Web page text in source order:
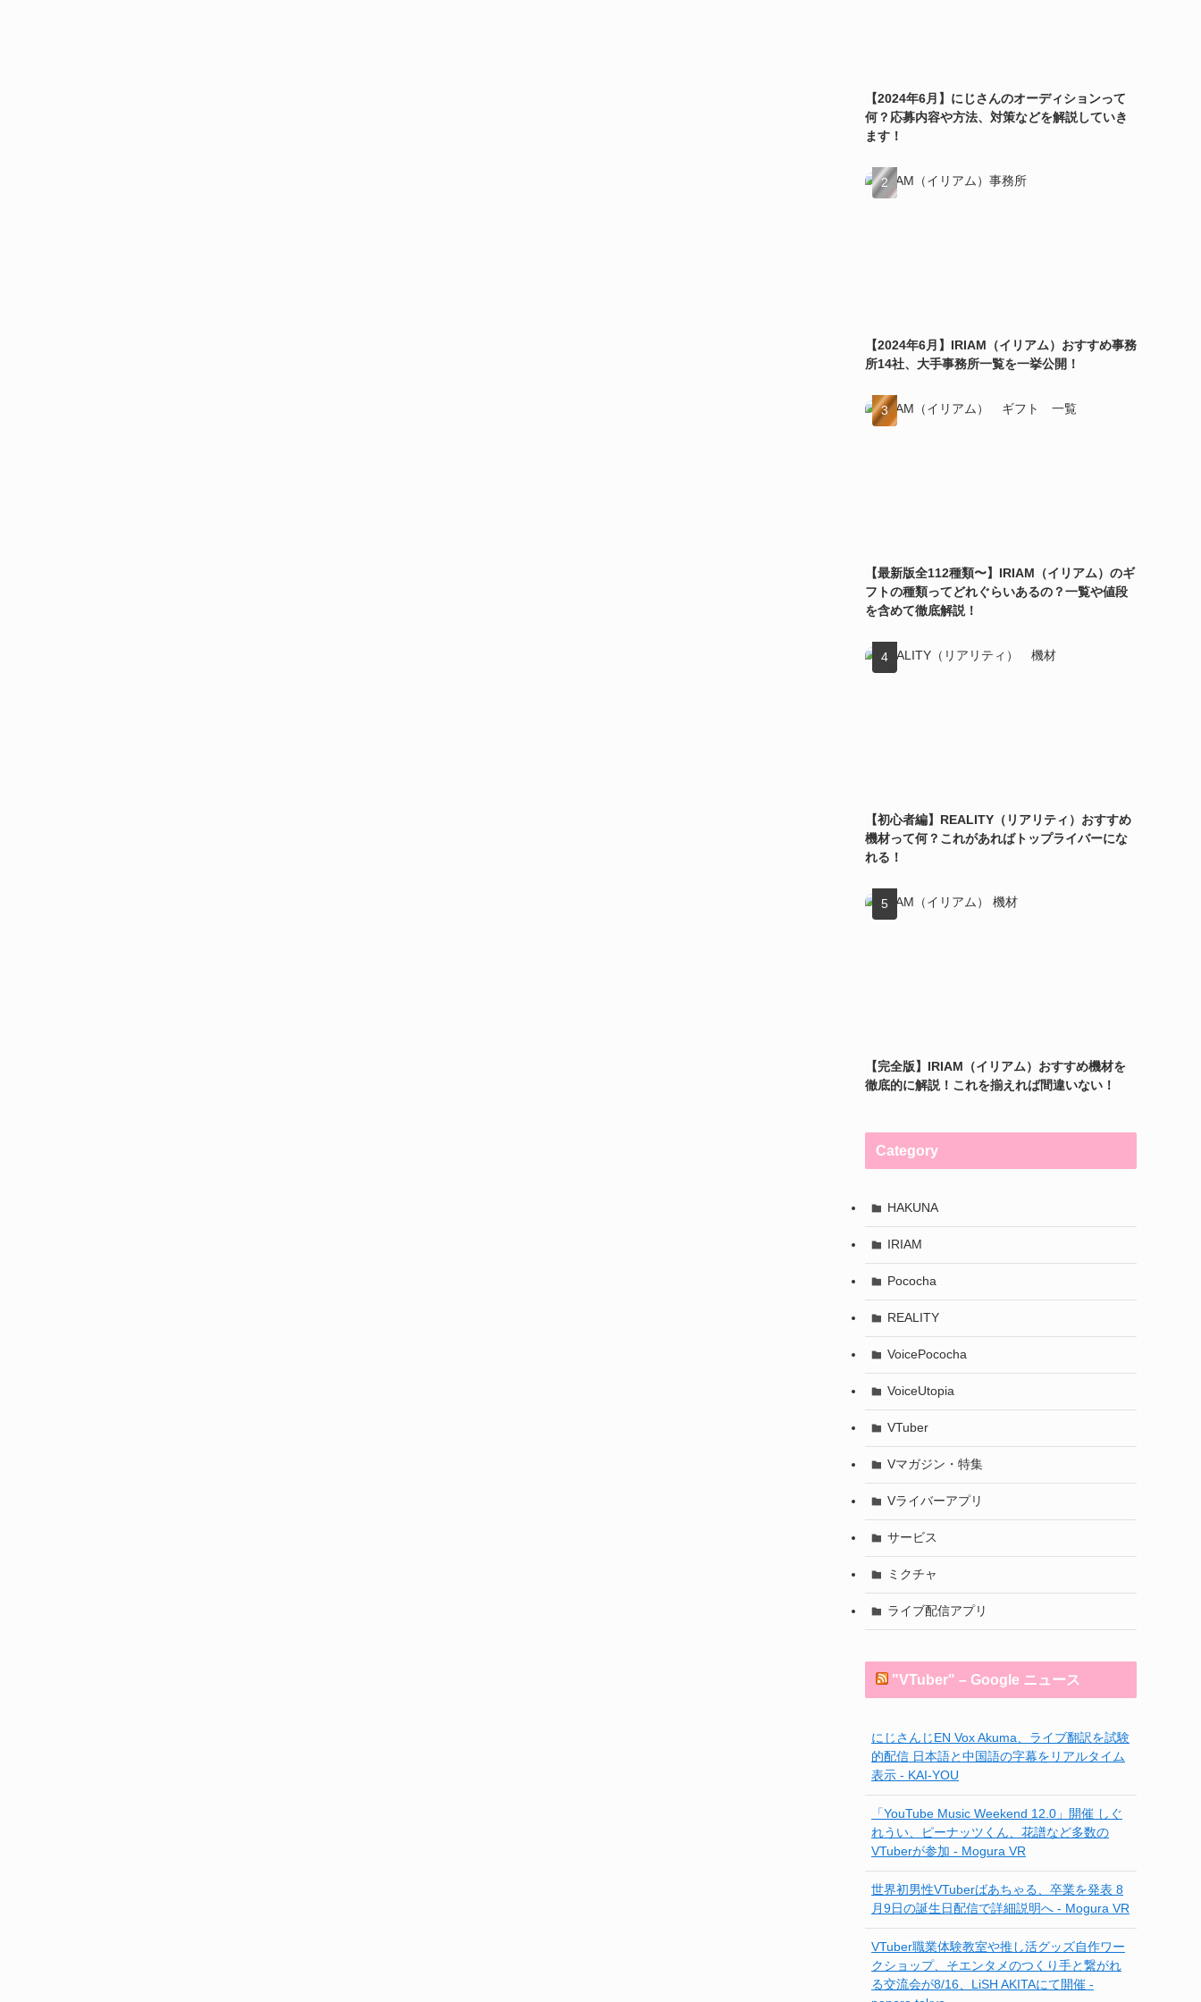
【2024年6月】にじさんのオーディションって
何？応募内容や方法、対策などを解説していき
ます！
【2024年6月】IRIAM（イリアム）おすすめ事務
所14社、大手事務所一覧を一挙公開！
【最新版全112種類〜】IRIAM（イリアム）のギ
フトの種類ってどれぐらいあるの？一覧や値段
を含めて徹底解説！
【初心者編】REALITY（リアリティ）おすすめ
機材って何？これがあればトップライバーにな
れる！
【完全版】IRIAM（イリアム）おすすめ機材を
徹底的に解説！これを揃えれば間違いない！
Category
HAKUNA
IRIAM
Pococha
REALITY
VoicePococha
VoiceUtopia
VTuber
Vマガジン・特集
Vライバーアプリ
サービス
ミクチャ
ライブ配信アプリ
"VTuber" – Google ニュース
にじさんじEN Vox Akuma、ライブ翻訳を試験
的配信 日本語と中国語の字幕をリアルタイム
表示 - KAI-YOU
「YouTube Music Weekend 12.0」開催 しぐ
れうい、ピーナッツくん、花譜など多数の
VTuberが参加 - Mogura VR
世界初男性VTuberばあちゃる、卒業を発表 8
月9日の誕生日配信で詳細説明へ - Mogura VR
VTuber職業体験教室や推し活グッズ自作ワー
クショップ、そエンタメのつくり手と繋がれ
る交流会が8/16、LiSH AKITAにて開催 -